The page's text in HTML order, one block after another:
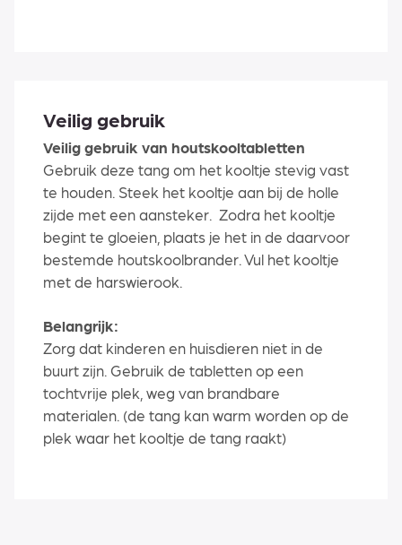
Veilig gebruik
Veilig gebruik van houtskooltabletten
Gebruik deze tang om het kooltje stevig vast
te houden. Steek het kooltje aan bij de holle
zijde met een aansteker. Zodra het kooltje
begint te gloeien, plaats je het in de daarvoor
bestemde houtskoolbrander. Vul het kooltje
met de harswierook.
Belangrijk:
Zorg dat kinderen en huisdieren niet in de
buurt zijn. Gebruik de tabletten op een
tochtvrije plek, weg van brandbare
materialen. (de tang kan warm worden op de
plek waar het kooltje de tang raakt)